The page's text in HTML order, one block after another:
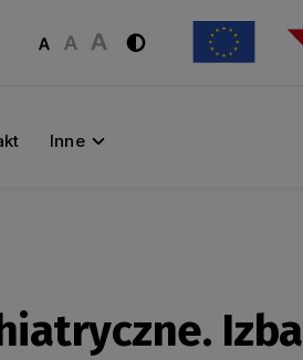
Inne
Izba